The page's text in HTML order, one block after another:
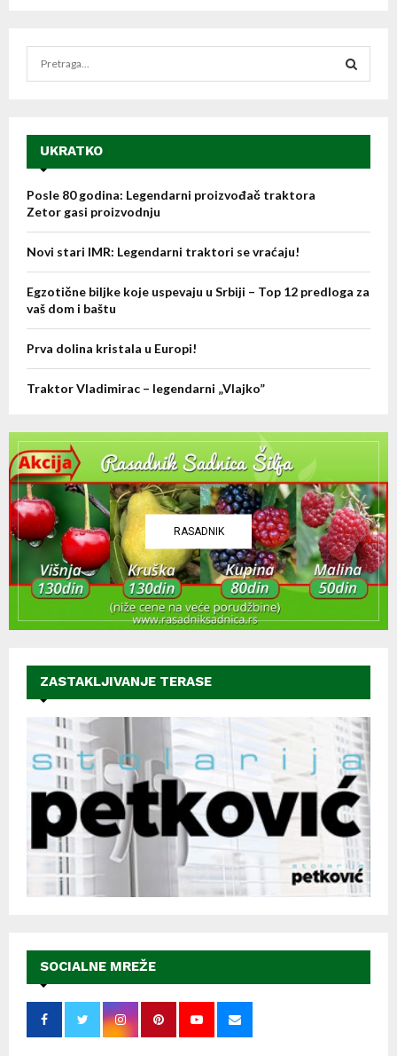
f
r
E
A
H
UKRATKO
Posle 80 godina: Legendarni proizvođač traktora
Zetor gasi proizvodnju
Novi stari IMR: Legendarni traktori se vraćaju!
Egzotične biljke koje uspevaju u Srbiji – Top 12 predloga za
vaš dom i baštu
Prva dolina kristala u Europi!
Traktor Vladimirac – legendarni „Vlajko”
RASADNIK
ZASTAKLJIVANJE TERASE
SOCIALNE MREŽE